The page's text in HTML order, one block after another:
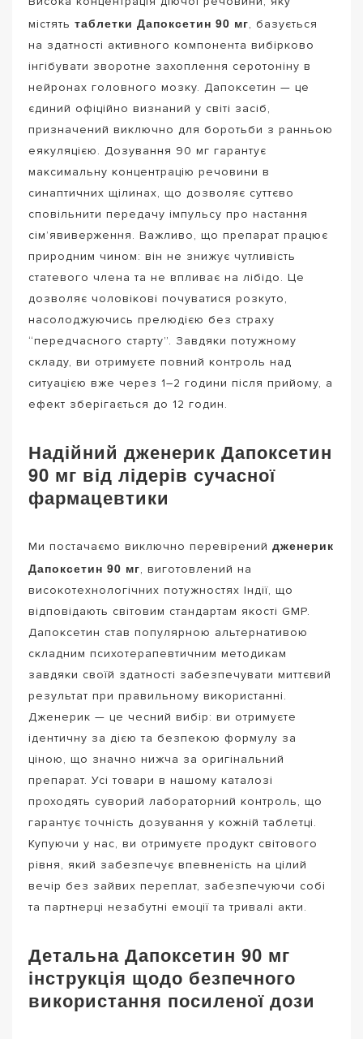
містять таблетки Дапоксетин 90 мг, базується
на здатності активного компонента вибірково
інгібувати зворотне захоплення серотоніну в
нейронах головного мозку. Дапоксетин — це
єдиний офіційно визнаний у світі засіб,
призначений виключно для боротьби з ранньою
еякуляцією. Дозування 90 мг гарантує
максимальну концентрацію речовини в
синаптичних щілинах, що дозволяє суттєво
сповільнити передачу імпульсу про настання
сім’явиверження. Важливо, що препарат працює
природним чином: він не знижує чутливість
статевого члена та не впливає на лібідо. Це
дозволяє чоловікові почуватися розкуто,
насолоджуючись прелюдією без страху
“передчасного старту”. Завдяки потужному
складу, ви отримуєте повний контроль над
ситуацією вже через 1–2 години після прийому, а
ефект зберігається до 12 годин.
Надійний дженерик Дапоксетин
90 мг від лідерів сучасної
фармацевтики
Ми постачаємо виключно перевірений дженерик
Дапоксетин 90 мг, виготовлений на
високотехнологічних потужностях Індії, що
відповідають світовим стандартам якості GMP.
Дапоксетин став популярною альтернативою
складним психотерапевтичним методикам
завдяки своїй здатності забезпечувати миттєвий
результат при правильному використанні.
Дженерик — це чесний вибір: ви отримуєте
ідентичну за дією та безпекою формулу за
ціною, що значно нижча за оригінальний
препарат. Усі товари в нашому каталозі
проходять суворий лабораторний контроль, що
гарантує точність дозування у кожній таблетці.
Купуючи у нас, ви отримуєте продукт світового
рівня, який забезпечує впевненість на цілий
вечір без зайвих переплат, забезпечуючи собі
та партнерці незабутні емоції та тривалі акти.
Детальна Дапоксетин 90 мг
інструкція щодо безпечного
використання посиленої дози